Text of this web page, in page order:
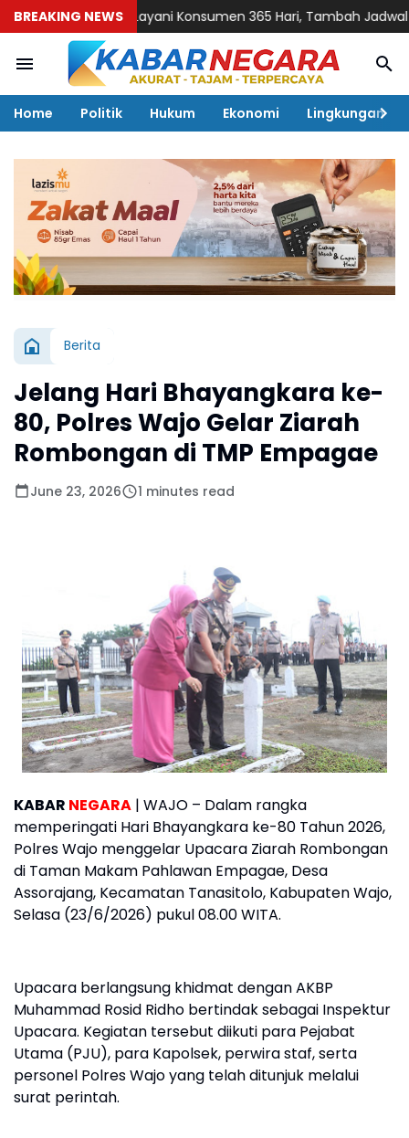
BREAKING NEWS
Siap Layani Konsumen 365 Hari, Tambah Jadwal
Home Politik Hukum Ekonomi Lingkungan
Berita
Jelang Hari Bhayangkara ke-
80, Polres Wajo Gelar Ziarah
Rombongan di TMP Empagae
June 23, 2026 1 minutes read
KABAR NEGARA | WAJO – Dalam rangka
memperingati Hari Bhayangkara ke-80 Tahun 2026,
Polres Wajo menggelar Upacara Ziarah Rombongan
di Taman Makam Pahlawan Empagae, Desa
Assorajang, Kecamatan Tanasitolo, Kabupaten Wajo,
Selasa (23/6/2026) pukul 08.00 WITA.
Upacara berlangsung khidmat dengan AKBP
Muhammad Rosid Ridho bertindak sebagai Inspektur
Upacara. Kegiatan tersebut diikuti para Pejabat
Utama (PJU), para Kapolsek, perwira staf, serta
personel Polres Wajo yang telah ditunjuk melalui
surat perintah.